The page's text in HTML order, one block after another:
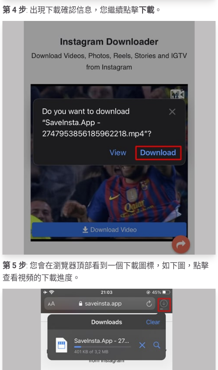
第 4 步: 出現下載確認信息，您繼續點擊下載 。
第 5 步: 您會在瀏覽器頂部看到一個下載圖標，如下圖，點擊
查看視頻的下載進度。